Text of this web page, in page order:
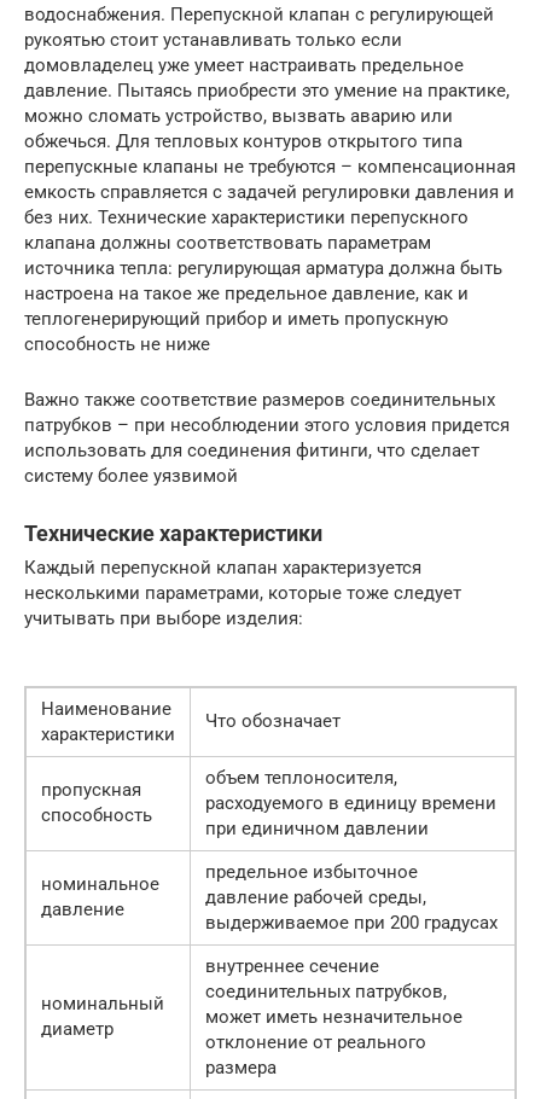
водоснабжения. Перепускной клапан с регулирующей
рукоятью стоит устанавливать только если
домовладелец уже умеет настраивать предельное
давление. Пытаясь приобрести это умение на практике,
можно сломать устройство, вызвать аварию или
обжечься. Для тепловых контуров открытого типа
перепускные клапаны не требуются – компенсационная
емкость справляется с задачей регулировки давления и
без них. Технические характеристики перепускного
клапана должны соответствовать параметрам
источника тепла: регулирующая арматура должна быть
настроена на такое же предельное давление, как и
теплогенерирующий прибор и иметь пропускную
способность не ниже
Важно также соответствие размеров соединительных
патрубков – при несоблюдении этого условия придется
использовать для соединения фитинги, что сделает
систему более уязвимой
Технические характеристики
Каждый перепускной клапан характеризуется
несколькими параметрами, которые тоже следует
учитывать при выборе изделия:
Наименование
характеристики
Что обозначает
пропускная
способность
объем теплоносителя,
расходуемого в единицу времени
при единичном давлении
номинальное
давление
предельное избыточное
давление рабочей среды,
выдерживаемое при 200 градусах
номинальный
диаметр
внутреннее сечение
соединительных патрубков,
может иметь незначительное
отклонение от реального
размера